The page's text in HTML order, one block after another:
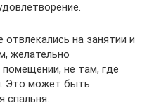
на занятии и
желательно
не там, где
Это может быть
спальня.